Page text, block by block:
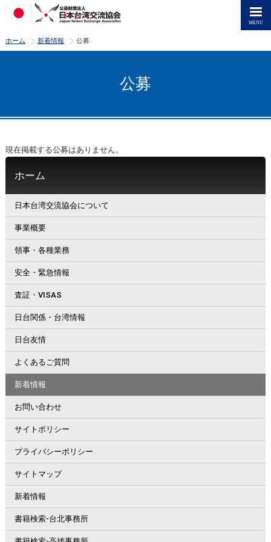
ホーム >
新着情報 >
公募
公募
現在掲載する公募はありません。
ホーム
日本台湾交流協会について
事業概要
領事・各種業務
安全・緊急情報
査証・VISAS
日台関係・台湾情報
日台友情
よくあるご質問
新着情報
お問い合わせ
サイトポリシー
プライバシーポリシー
サイトマップ
新着情報
書籍検索-台北事務所